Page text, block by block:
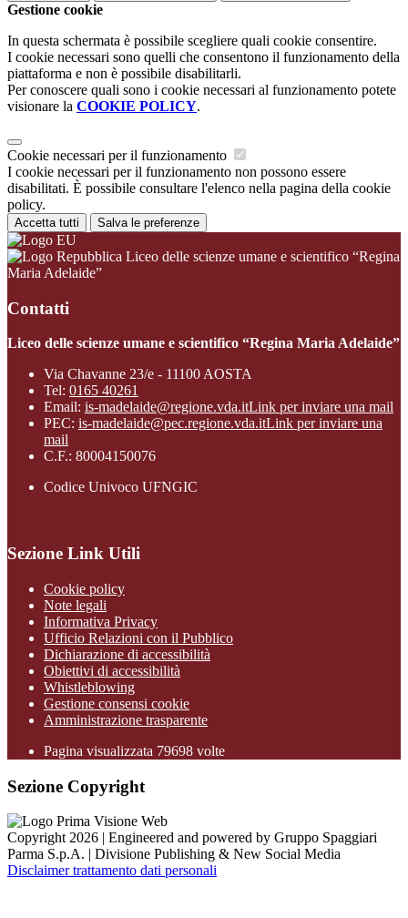
Gestione cookie
In questa schermata è possibile scegliere quali cookie consentire.
I cookie necessari sono quelli che consentono il funzionamento della
piattaforma e non è possibile disabilitarli.
Per conoscere quali sono i cookie necessari al funzionamento potete
visionare la COOKIE POLICY.
Cookie necessari per il funzionamento
I cookie necessari per il funzionamento non possono essere
disabilitati. È possibile consultare l'elenco nella pagina della cookie
policy.
Accetta tutti Salva le preferenze
Liceo delle scienze umane e scientifico “Regina
Maria Adelaide”
Contatti
Liceo delle scienze umane e scientifico “Regina Maria Adelaide”
Via Chavanne 23/e - 11100 AOSTA
Tel: 0165 40261
Email: is-madelaide@regione.vda.itLink per inviare una mail
PEC: is-madelaide@pec.regione.vda.itLink per inviare una
mail
C.F.: 80004150076
Codice Univoco UFNGIC
Sezione Link Utili
Cookie policy
Note legali
Informativa Privacy
Ufficio Relazioni con il Pubblico
Dichiarazione di accessibilità
Obiettivi di accessibilità
Whistleblowing
Gestione consensi cookie
Amministrazione trasparente
Pagina visualizzata 79698 volte
Sezione Copyright
Copyright 2026 | Engineered and powered by Gruppo Spaggiari
Parma S.p.A. | Divisione Publishing & New Social Media
Disclaimer trattamento dati personali